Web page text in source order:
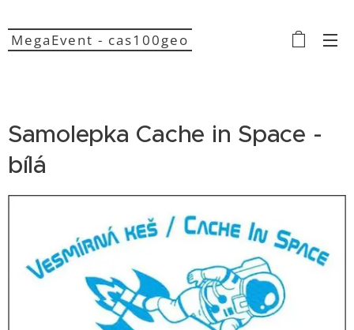
MegaEvent - cas100geo
Samolepka Cache in Space -
bílá